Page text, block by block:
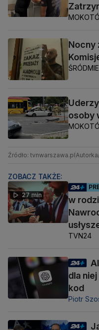
Nocny
osoby
Źródło: tvnwarszawa.pl
ZOBACZ TAKŻE:
27 min
w
TVN24
dla
kod
Piotr